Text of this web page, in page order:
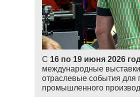
С 16 по 19 июня 2026
международные
отраслевые события для
промышленного